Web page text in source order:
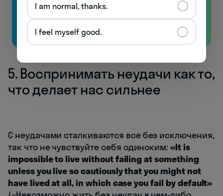
Бесплатно
5. Воспринимать неудачи как то,
что делает нас сильнее
С неудачами сталкиваются все без исключения,
так что не чувствуйте себя одиноким:«It is
impossible to live without failing at something
unless you live so cautiously that you might not
have lived at all, in which case you fail by default»
I am normal, thanks.
I feel myself good.